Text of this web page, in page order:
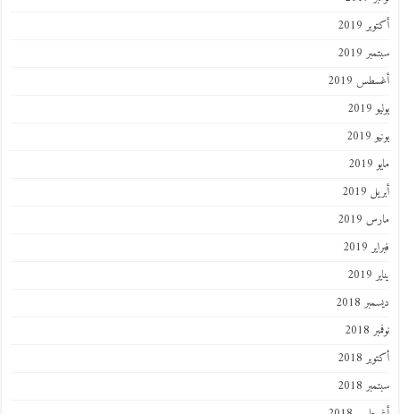
أكتوبر 2019
سبتمبر 2019
أغسطس 2019
يوليو 2019
يونيو 2019
مايو 2019
أبريل 2019
مارس 2019
فبراير 2019
يناير 2019
ديسمبر 2018
نوفمبر 2018
أكتوبر 2018
سبتمبر 2018